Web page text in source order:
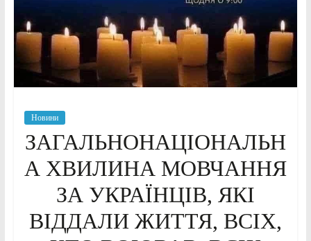
Новини
ЗАГАЛЬНОНАЦІОНАЛЬН
А ХВИЛИНА МОВЧАННЯ
ЗА УКРАЇНЦІВ, ЯКІ
ВІДДАЛИ ЖИТТЯ, ВСІХ,